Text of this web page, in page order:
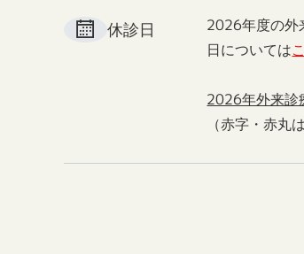
休診日
2026年度の外
日については
2026年外来診
（赤字・赤丸